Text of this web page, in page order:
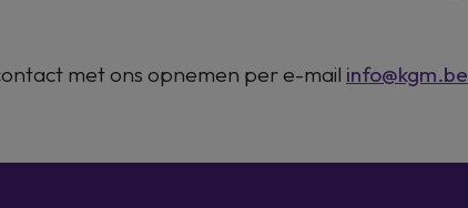
met ons opnemen per e-mail info@kgm.be